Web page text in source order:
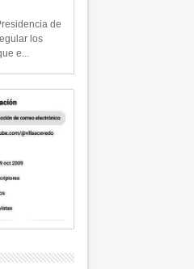
de
los
e...